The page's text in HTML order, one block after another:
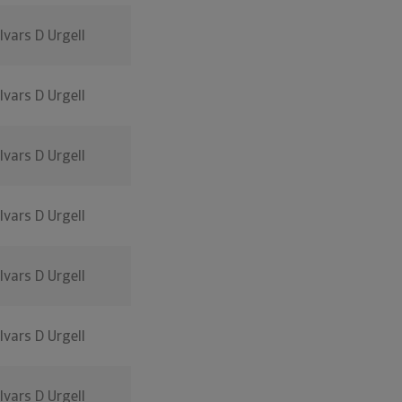
Ivars D Urgell
Ivars D Urgell
Ivars D Urgell
Ivars D Urgell
Ivars D Urgell
Ivars D Urgell
Ivars D Urgell